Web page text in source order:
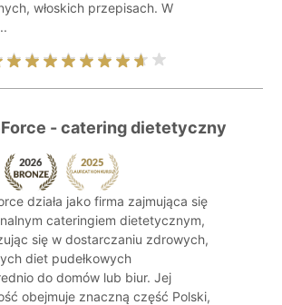
włoskich przepisach. W
- catering dietetyczny
działa jako firma zajmująca się
cateringiem dietetycznym,
się w dostarczaniu zdrowych,
diet pudełkowych
do domów lub biur. Jej
obejmuje znaczną część Polski,